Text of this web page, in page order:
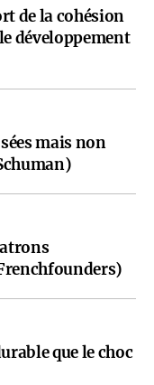
de la cohésion
développement
mais non
que le choc